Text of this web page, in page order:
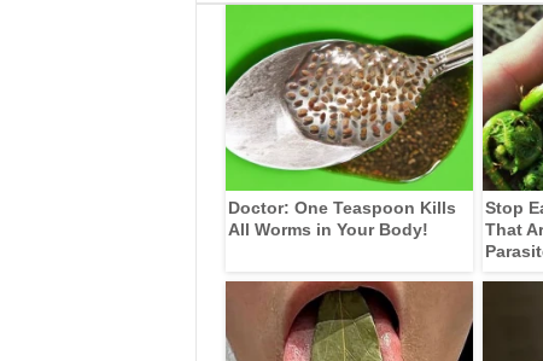
Doctor: One Teaspoon Kills
All Worms in Your Body!
Stop
That